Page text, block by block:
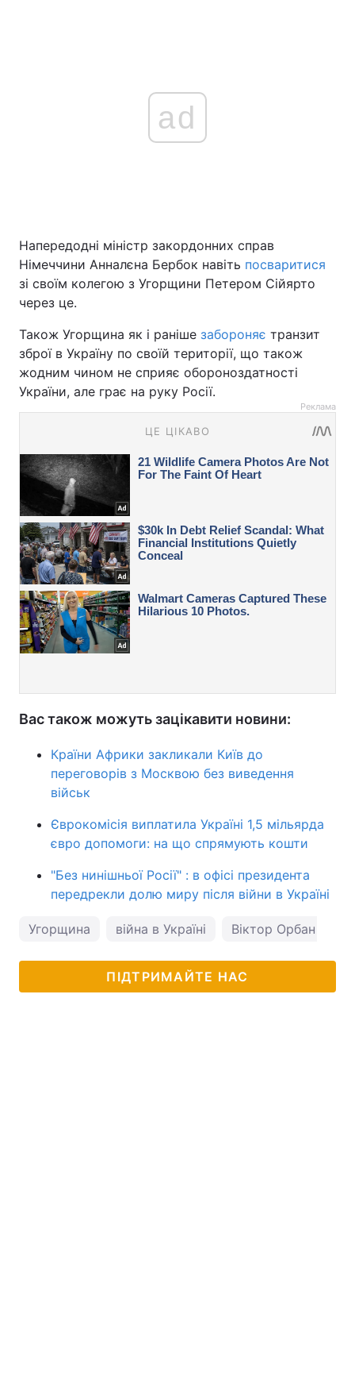
ad
Напередодні міністр закордонних справ
Німеччини Анналєна Бербок навіть посваритися
зі своїм колегою з Угорщини Петером Сійярто
через це.
Також Угорщина як і раніше забороняє транзит
зброї в Україну по своїй території, що також
жодним чином не сприяє обороноздатності
України, але грає на руку Росії.
Реклама
Вас також можуть зацікавити новини:
Країни Африки закликали Київ до
переговорів з Москвою без виведення
військ
Єврокомісія виплатила Україні 1,5 мільярда
євро допомоги: на що спрямують кошти
"Без нинішньої Росії" : в офісі президента
передрекли долю миру після війни в Україні
Угорщина війна в Україні Віктор Орбан
ПІДТРИМАЙТЕ НАС